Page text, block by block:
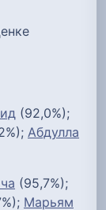
(92,0%);
Абдулла
(95,7%);
Марьям